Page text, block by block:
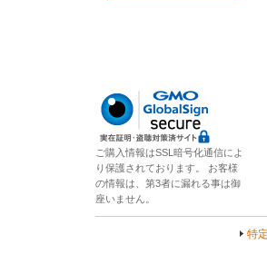
ご購入情報はSSL暗号化通信によ
り保護されております。 お客様
の情報は、第3者に漏れる事は御
座いません。
特